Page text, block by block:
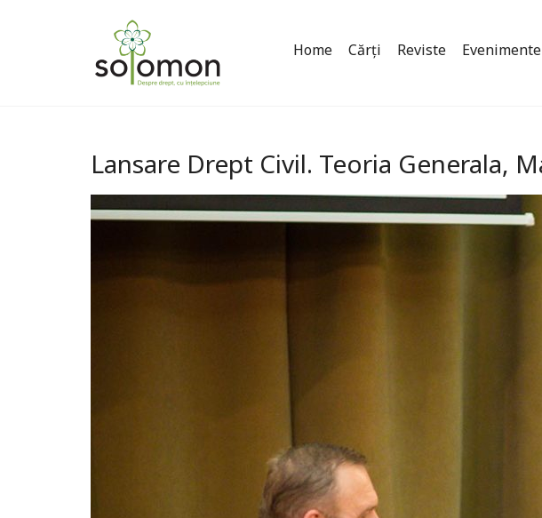
Home Cărți Reviste Evenimente
Lansare Drept Civil. Teoria Generala,